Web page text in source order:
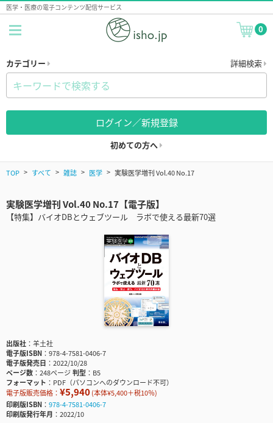
医学・医療の電子コンテンツ配信サービス
0
カテゴリー 詳細検索
ログイン／新規登録
初めての方へ
TOP すべて 雑誌 医学 実験医学増刊 Vol.40 No.17
実験医学増刊 Vol.40 No.17【電子版】
【特集】バイオDBとウェブツール ラボで使える最新70選
出版社
羊土社
電子版ISBN
978-4-7581-0406-7
電子版発売日
2022/10/28
ページ数
248ページ判型
B5
フォーマット
PDF（パソコンへのダウンロード不可）
電子版販売価格： ¥5,940(本体¥5,400＋税10％)
印刷版ISBN
978-4-7581-0406-7
印刷版発行年月
2022/10